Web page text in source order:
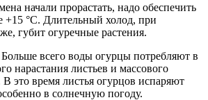
начали прорастать, надо обеспечить
+15 °C. Длительный холод, при
губит огуречные растения.
всего воды огурцы потребляют в
нарастания листьев и массового
В это время листья огурцов испаряют
в солнечную погоду.